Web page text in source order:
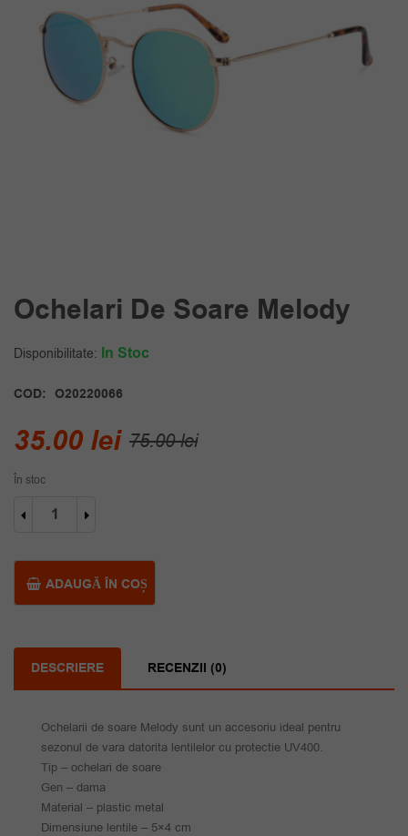
Ochelari De Soare Melody
Disponibilitate: In Stoc
COD: O20220066
75.00leiPrețul
35.00 lei
Prețul
În stoc
Cantitate
Ochelari
ADAUGĂ ÎN COȘ
DESCRIERE RECENZII (0)
Ochelarii de soare Melody sunt un accesoriu ideal pentru
sezonul de vara datorita lentilelor cu protectie UV400.
Tip – ochelari de soare
Gen – dama
Material – plastic metal
Dimensiune lentile – 5×4 cm